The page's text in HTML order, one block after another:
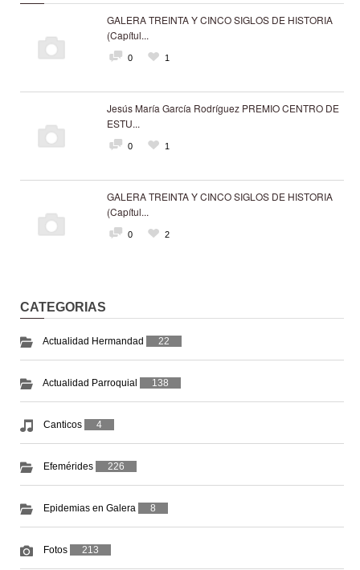
GALERA TREINTA Y CINCO SIGLOS DE HISTORIA
(Capítul...
0 1
Jesús María García Rodríguez PREMIO CENTRO DE
ESTU...
0 1
GALERA TREINTA Y CINCO SIGLOS DE HISTORIA
(Capítul...
0 2
CATEGORIAS
Actualidad Hermandad 22
Actualidad Parroquial 138
Canticos 4
Efemérides 226
Epidemias en Galera 8
Fotos 213